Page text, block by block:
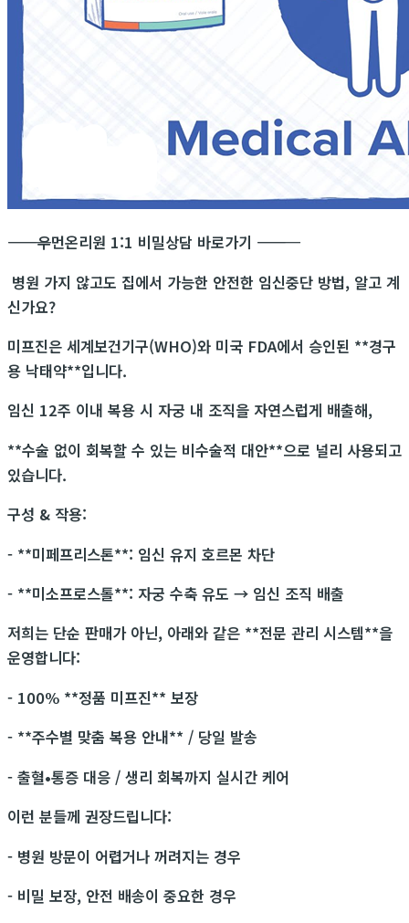
―――――――――――우먼온리원 1:1 비밀상담 바로가기 ―――――――――――
병원 가지 않고도 집에서 가능한 안전한 임신중단 방법, 알고 계
신가요?
미프진은 세계보건기구(WHO)와 미국 FDA에서 승인된 **경구
용 낙태약**입니다.
임신 12주 이내 복용 시 자궁 내 조직을 자연스럽게 배출해,
**수술 없이 회복할 수 있는 비수술적 대안**으로 널리 사용되고
있습니다.
구성 & 작용:
- **미페프리스톤**: 임신 유지 호르몬 차단
- **미소프로스톨**: 자궁 수축 유도 → 임신 조직 배출
저희는 단순 판매가 아닌, 아래와 같은 **전문 관리 시스템**을
운영합니다:
- 100% **정품 미프진** 보장
- **주수별 맞춤 복용 안내** / 당일 발송
- 출혈•통증 대응 / 생리 회복까지 실시간 케어
이런 분들께 권장드립니다:
- 병원 방문이 어렵거나 꺼려지는 경우
- 비밀 보장, 안전 배송이 중요한 경우